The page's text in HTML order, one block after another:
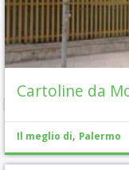
Cartoline da
Il meglio di, Palermo